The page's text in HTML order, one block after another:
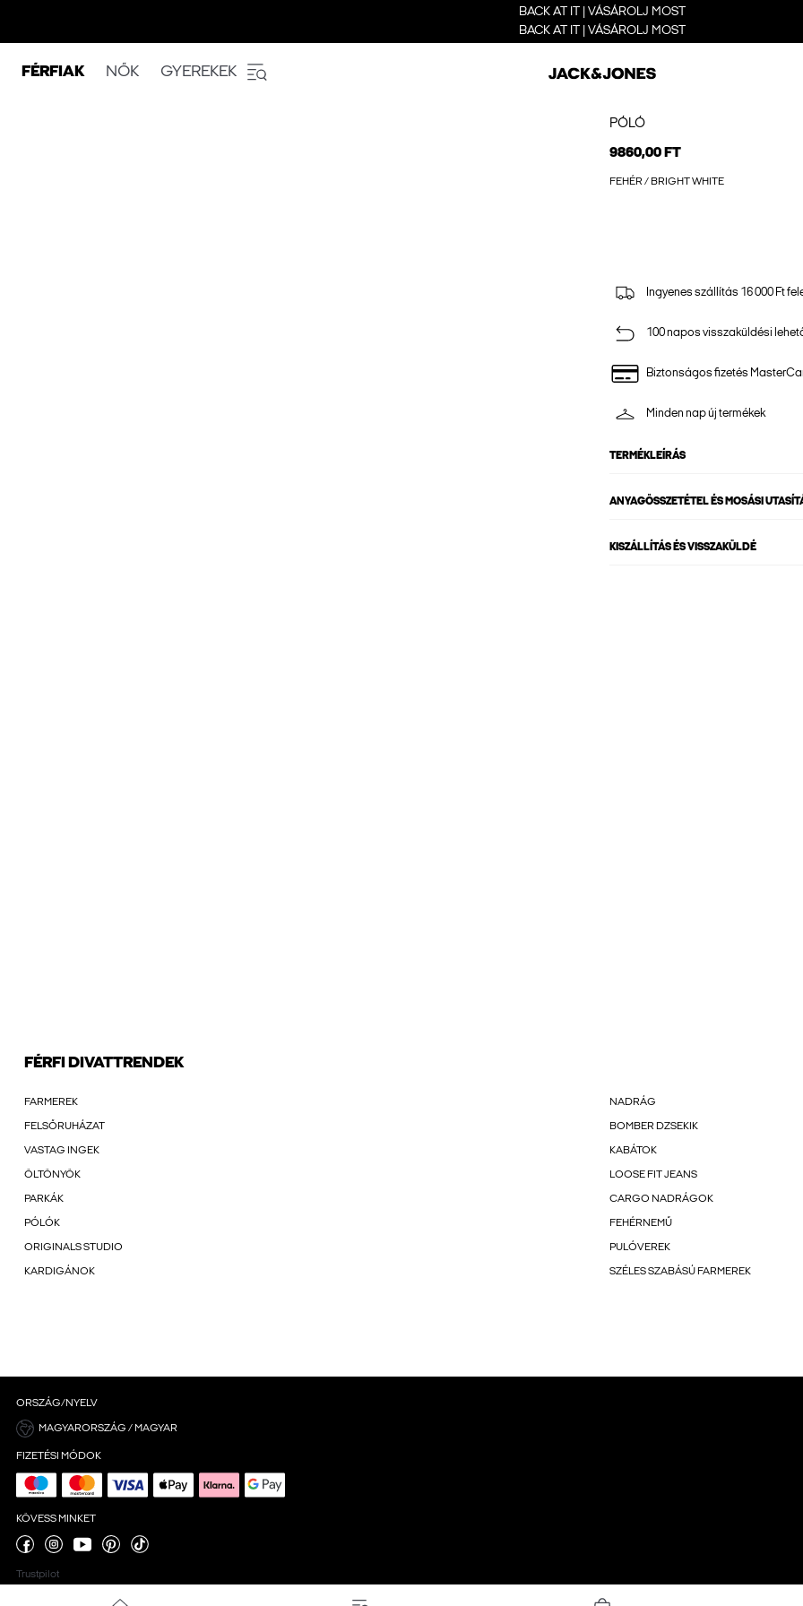
BACK AT IT | VÁSÁROLJ MOST
BACK AT IT | VÁSÁROLJ MOST
FÉRFIAK NŐK GYEREKEK
PÓLÓ
9860,00 FT
FEHÉR / BRIGHT WHITE
Ingyenes szállítás 16 000 Ft
100 napos visszaküldési
Biztonságos fizetés
Minden nap új termékek
TERMÉKLEÍRÁS
ANYAGÖSSZETÉTEL ÉS MOSÁSI
KISZÁLLÍTÁS ÉS VISSZAKÜLDÉ
FÉRFI DIVATTRENDEK
FARMEREK NADRÁG
FELSŐRUHÁZAT BOMBER DZSEKIK
VASTAG INGEK KABÁTOK
ÖLTÖNYÖK LOOSE FIT JEANS
PARKÁK CARGO NADRÁGOK
PÓLÓK FEHÉRNEMŰ
ORIGINALS STUDIO PULÓVEREK
KARDIGÁNOK SZÉLES SZABÁSÚ FARMEREK
ORSZÁG/NYELV
MAGYARORSZÁG / MAGYAR
FIZETÉSI MÓDOK
KÖVESS MINKET
Trustpilot